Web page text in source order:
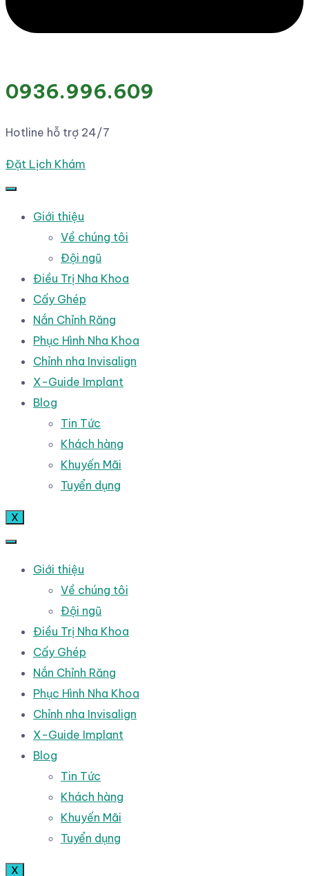
0936.996.609
Hotline hỗ trợ 24/7
Đặt Lịch Khám
Giới thiệu
Về chúng tôi
Đội ngũ
Điều Trị Nha Khoa
Cấy Ghép
Nắn Chỉnh Răng
Phục Hình Nha Khoa
Chỉnh nha Invisalign
X-Guide Implant
Blog
Tin Tức
Khách hàng
Khuyến Mãi
Tuyển dụng
X
Giới thiệu
Về chúng tôi
Đội ngũ
Điều Trị Nha Khoa
Cấy Ghép
Nắn Chỉnh Răng
Phục Hình Nha Khoa
Chỉnh nha Invisalign
X-Guide Implant
Blog
Tin Tức
Khách hàng
Khuyến Mãi
Tuyển dụng
X